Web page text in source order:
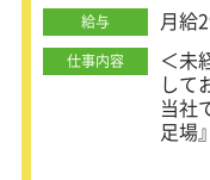
定性
【働
業ほ
です
曜は
せる
給与 月給
仕事内容
＜未
して
当社
足場